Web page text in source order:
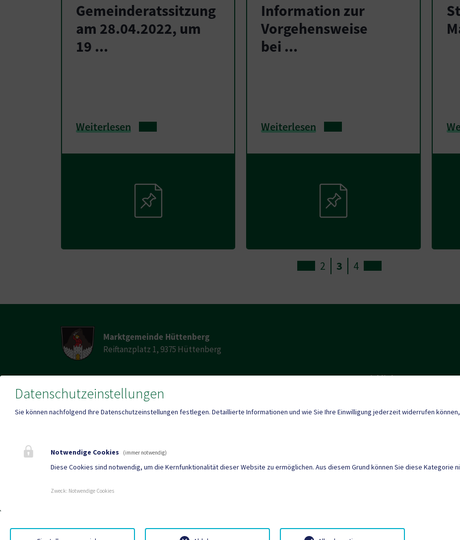
Neuigkeiten
Gemeinderatssitzung
am 28.04.2022, um
19 ...
Weiterlesen
Information zur
Vorgehensweise
bei ...
Weiterlesen
2 3 4
Marktgemeinde Hüttenberg
Reiftanzplatz 1, 9375 Hüttenberg
Telefon
+43 (0)4263/784
Quicklinks
Neuigkeiten
SITEMAP
| IMPRESSUM
Datenschutzeinstellungen
Sie können nachfolgend Ihre Datenschutzeinstellungen festlegen. Detaillierte Informationen und wie Sie Ihre Einwilligung jederzeit widerrufen
Notwendige Cookies (immer notwendig)
Diese Cookies sind notwendig, um die Kernfunktionalität dieser Website zu ermöglichen. Aus diesem Grund können Sie diese Kategorie
Zweck: Notwendige Cookies